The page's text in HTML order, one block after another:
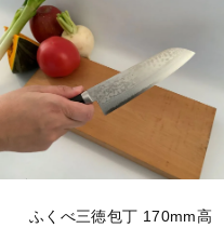
ふくべ三徳包丁 170mm高